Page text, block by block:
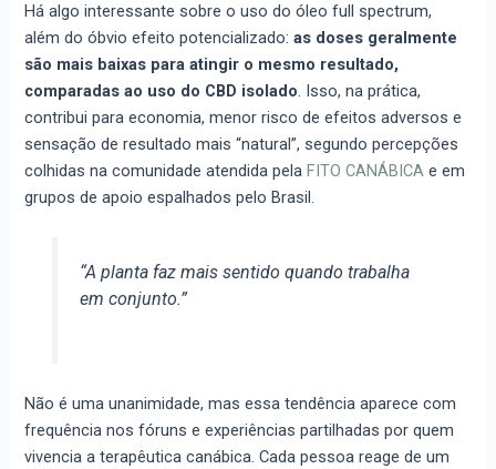
Há algo interessante sobre o uso do óleo full spectrum,
além do óbvio efeito potencializado:as doses geralmente
são mais baixas para atingir o mesmo resultado,
comparadas ao uso do CBD isolado. Isso, na prática,
contribui para economia, menor risco de efeitos adversos e
sensação de resultado mais “natural”, segundo percepções
colhidas na comunidade atendida pelaFITO CANÁBICA e em
grupos de apoio espalhados pelo Brasil.
“A planta faz mais sentido quando trabalha
em conjunto.”
Não é uma unanimidade, mas essa tendência aparece com
frequência nos fóruns e experiências partilhadas por quem
vivencia a terapêutica canábica. Cada pessoa reage de um